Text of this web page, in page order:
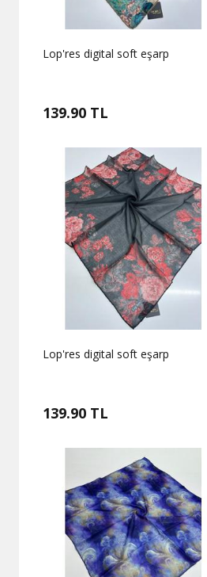
Lop'res digital soft eşarp
139.90 TL
Lop'res digital soft eşarp
139.90 TL